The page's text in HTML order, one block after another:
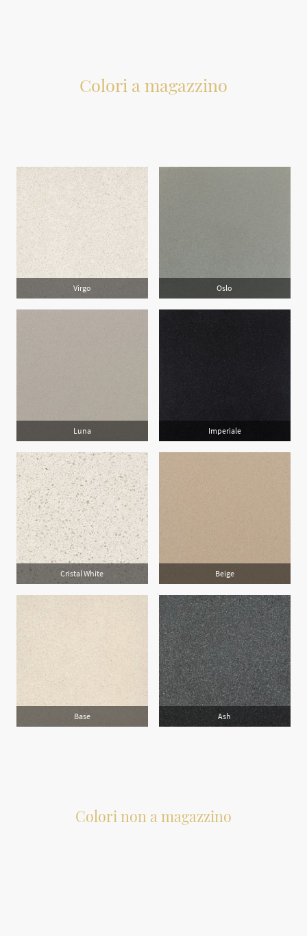
Colori a magazzino
Virgo Oslo
Luna Imperiale
Cristal White Beige
Base Ash
Colori non a magazzino